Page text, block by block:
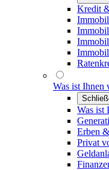
Kredit
Was ist Ihnen
Was ist
Erben
Privat